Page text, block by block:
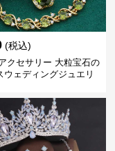
(税込)
クセサリー 大粒宝石の
ウェディングジュエリ